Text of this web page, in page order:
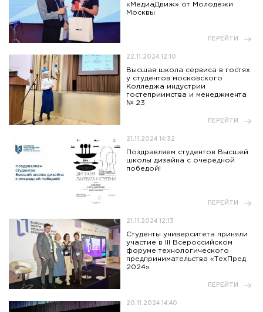
«МедиаДвиж» от Молодежи
Москвы
ПЕРЕЙТИ
22.11.2024 12:10
Высшая школа сервиса в гостях
у студентов московского
Колледжа индустрии
гостеприимства и менеджмента
№ 23
ПЕРЕЙТИ
21.11.2024 14:32
Поздравляем студентов Высшей
школы дизайна с очередной
победой!
ПЕРЕЙТИ
21.11.2024 12:13
Студенты университета приняли
участие в III Всероссийском
форуме технологического
предпринимательства «ТехПред
2024»
ПЕРЕЙТИ
20.11.2024 14:40